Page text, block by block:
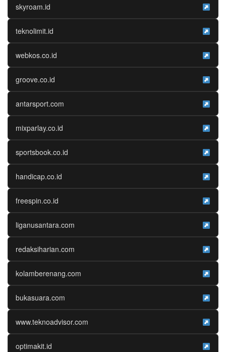
skyroam.id
teknolimit.id
webkos.co.id
groove.co.id
antarsport.com
mixparlay.co.id
sportsbook.co.id
handicap.co.id
freespin.co.id
liganusantara.com
redaksiharian.com
kolamberenang.com
bukasuara.com
www.teknoadvisor.com
optimakit.id